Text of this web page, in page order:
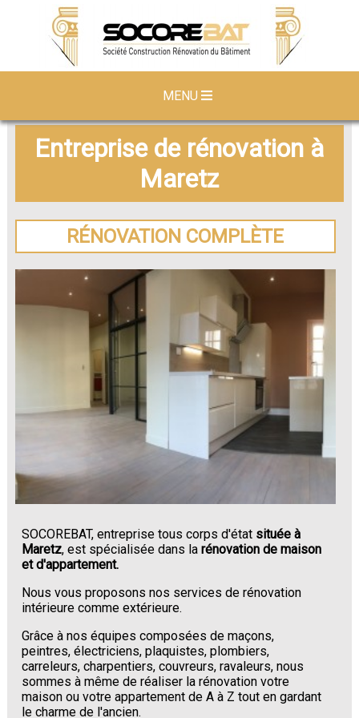
MENU
Entreprise de rénovation à
Maretz
RÉNOVATION COMPLÈTE
SOCOREBAT, entreprise tous corps d'état située à
Maretz, est spécialisée dans larénovation de maison
et d'appartement.
Nous vous proposons nos services de rénovation
intérieure comme extérieure.
Grâce à nos équipes composées de maçons,
peintres, électriciens, plaquistes, plombiers,
carreleurs, charpentiers, couvreurs, ravaleurs, nous
sommes à même de réaliser la rénovation votre
maison ou votre appartement de A à Z tout en gardant
le charme de l'ancien.